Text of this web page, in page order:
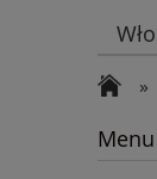
»
Menu